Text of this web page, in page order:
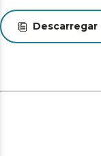
Descarregar